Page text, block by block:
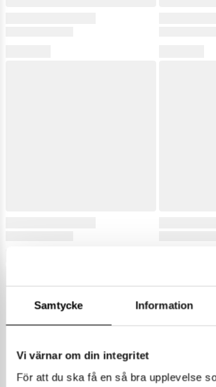
Samtycke Information
Vi värnar om din integritet
För att du ska få en så bra upplevelse